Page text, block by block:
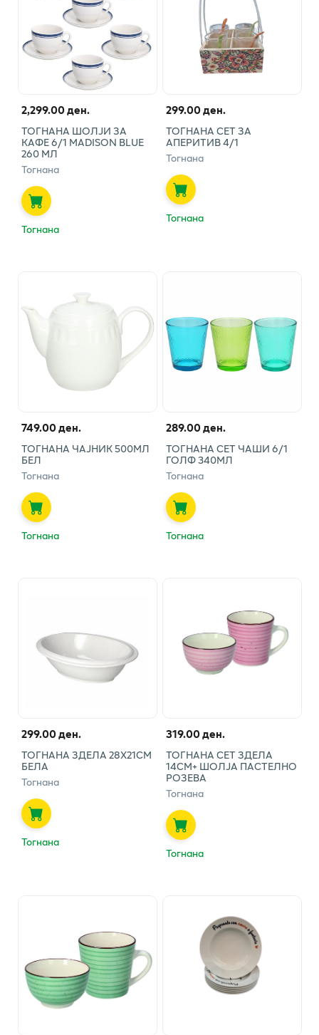
2,299.00 ден.
ТОГНАНА ШОЛЈИ ЗА
КАФЕ 6/1 MADISON BLUE
260 МЛ
Тогнана
Тогнана
299.00 ден.
ТОГНАНА СЕТ ЗА
АПЕРИТИВ 4/1
Тогнана
Тогнана
749.00 ден.
ТОГНАНА ЧАЈНИК 500МЛ
БЕЛ
Тогнана
Тогнана
289.00 ден.
ТОГНАНА СЕТ ЧАШИ 6/1
ГОЛФ 340МЛ
Тогнана
Тогнана
299.00 ден.
ТОГНАНА ЗДЕЛА 28Х21СМ
БЕЛА
Тогнана
Тогнана
319.00 ден.
ТОГНАНА СЕТ ЗДЕЛА
14СМ+ ШОЛЈА ПАСТЕЛНО
РОЗЕВА
Тогнана
Тогнана